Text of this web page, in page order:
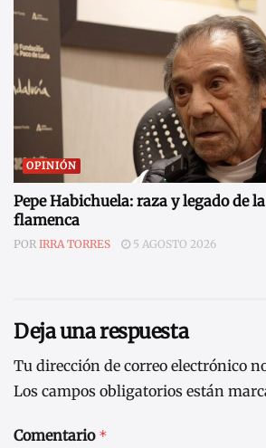
OPINIÓN
Pepe Habichuela: raza y legado de
flamenca
POR IRRA TORRES 5 AGOSTO 2026
Deja una respuesta
Tu dirección de correo electrónico
Los campos obligatorios están
Comentario *